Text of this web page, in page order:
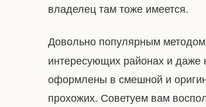
владелец там тоже имеется.
Довольно популярным
интересующих районах и даже
оформлены в смешной и
прохожих. Советуем вам